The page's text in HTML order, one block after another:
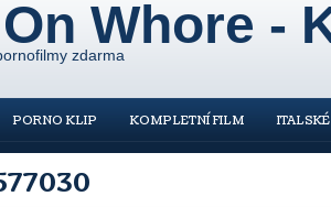
Whore -
zdarma
PORNO KLIP KOMPLETNÍ FILM